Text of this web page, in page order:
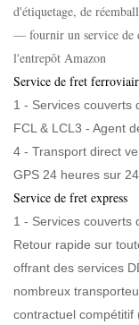
d'étiquetage, de
— fournir un service de
l'entrepôt Amazon
Service de fret
1 - Services couverts
FCL & LCL3 - Agent
4 - Transport direct
GPS 24 heures sur
Service de fret express
1 - Services couverts
Retour rapide sur
offrant des services
nombreux
contractuel compétitif